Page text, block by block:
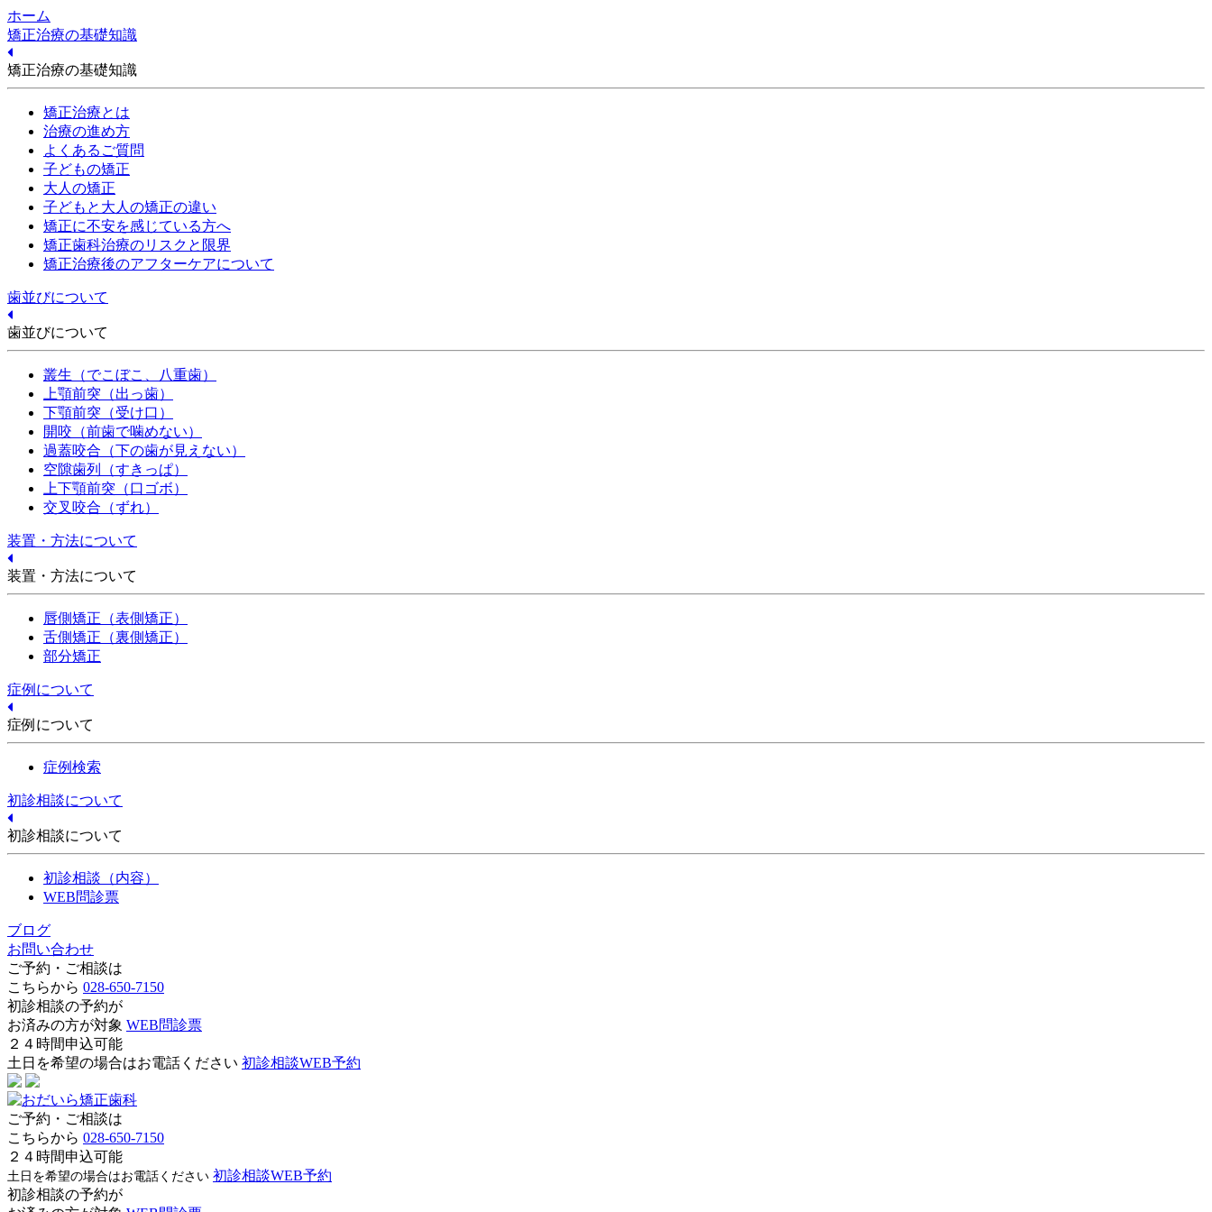
ホーム
矯正治療の基礎知識
矯正治療の基礎知識
矯正治療とは
治療の進め方
よくあるご質問
子どもの矯正
大人の矯正
子どもと大人の矯正の違い
矯正に不安を感じている方へ
矯正歯科治療のリスクと限界
矯正治療後のアフターケアについて
歯並びについて
歯並びについて
叢生（でこぼこ、八重歯）
上顎前突（出っ歯）
下顎前突（受け口）
開咬（前歯で噛めない）
過蓋咬合（下の歯が見えない）
空隙歯列（すきっぱ）
上下顎前突（口ゴボ）
交叉咬合（ずれ）
装置・方法について
装置・方法について
唇側矯正（表側矯正）
舌側矯正（裏側矯正）
部分矯正
症例について
症例について
症例検索
初診相談について
初診相談について
初診相談（内容）
WEB問診票
ブログ
お問い合わせ
ご予約・ご相談は
こちらから 028-650-7150
初診相談の予約が
お済みの方が対象 WEB問診票
２４時間申込可能
土日を希望の場合はお電話ください 初診相談WEB予約
ご予約・ご相談は
こちらから 028-650-7150
２４時間申込可能
土日を希望の場合はお電話ください 初診相談WEB予約
初診相談の予約が